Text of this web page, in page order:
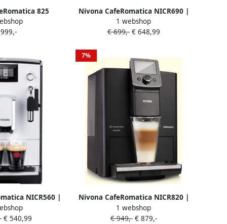
825
+ 3 kilo
Nivona CafeRomatica NICR690 |
Espressomachines |
4260083466902
1 webshop
€ 699,-€ 648,99
NICR560 |
|
€ 540,99
7%
Nivona CafeRomatica NICR820 |
Espressomachines |
4260083468203
1 webshop
€ 949,-€ 879,-